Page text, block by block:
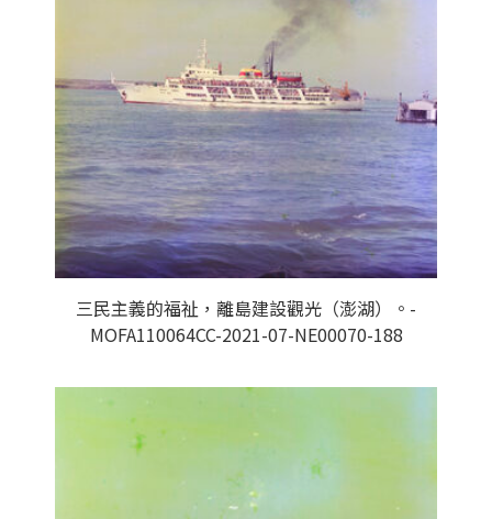
三民主義的福祉，離島建設觀光（澎湖）。-
MOFA110064CC-2021-07-NE00070-188